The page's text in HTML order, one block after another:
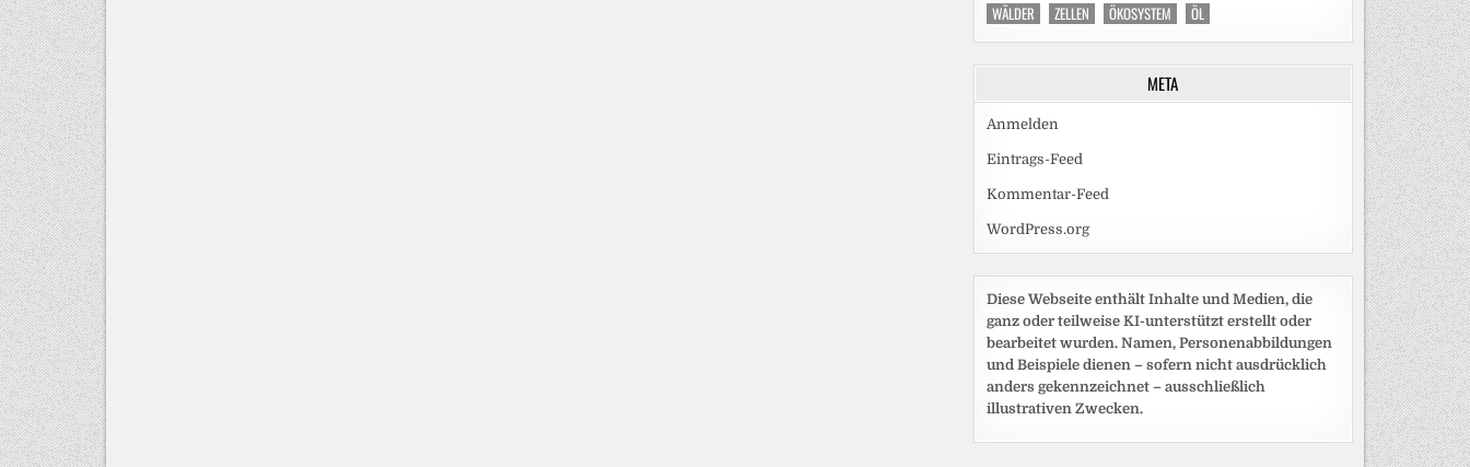
WÄLDER
ZELLEN ÖKOSYSTEM ÖL
META
Anmelden
Eintrags-Feed
Kommentar-Feed
WordPress.org
Diese Webseite enthält Inhalte und Medien, die
ganz oder teilweise KI-unterstützt erstellt oder
bearbeitet wurden. Namen, Personenabbildungen
und Beispiele dienen – sofern nicht ausdrücklich
anders gekennzeichnet – ausschließlich
illustrativen Zwecken.